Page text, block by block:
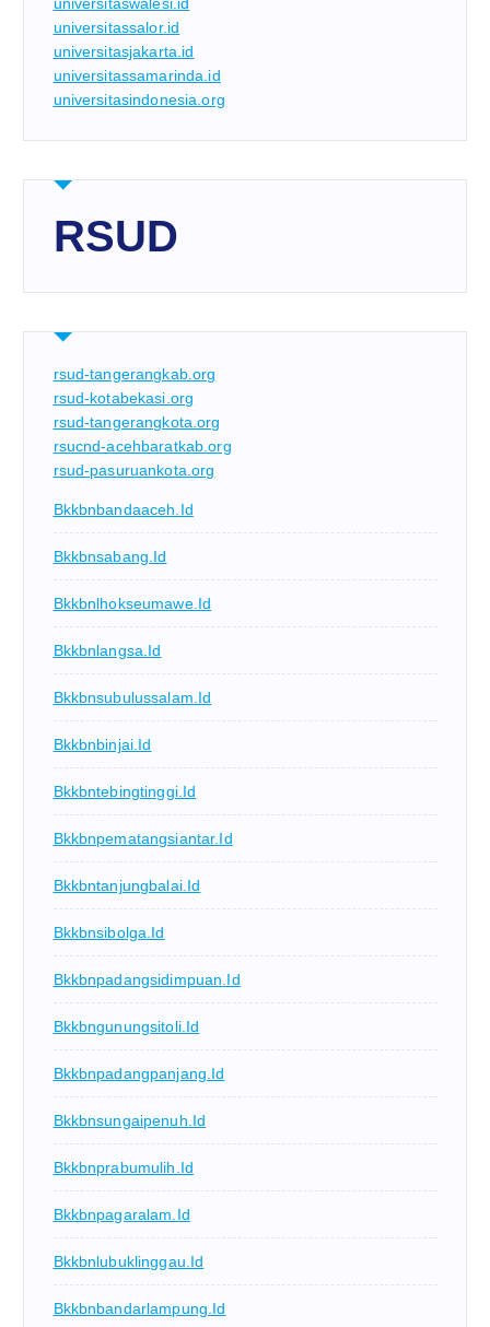
universitassalor.id
universitasjakarta.id
universitassamarinda.id
universitasindonesia.org
RSUD
rsud-tangerangkab.org
rsud-kotabekasi.org
rsud-tangerangkota.org
rsucnd-acehbaratkab.org
rsud-pasuruankota.org
Bkkbnbandaaceh.id
Bkkbnsabang.id
Bkkbnlhokseumawe.id
Bkkbnlangsa.id
Bkkbnsubulussalam.id
Bkkbnbinjai.id
Bkkbntebingtinggi.id
Bkkbnpematangsiantar.id
Bkkbntanjungbalai.id
Bkkbnsibolga.id
Bkkbnpadangsidimpuan.id
Bkkbngunungsitoli.id
Bkkbnpadangpanjang.id
Bkkbnsungaipenuh.id
Bkkbnprabumulih.id
Bkkbnpagaralam.id
Bkkbnlubuklinggau.id
Bkkbnbandarlampung.id